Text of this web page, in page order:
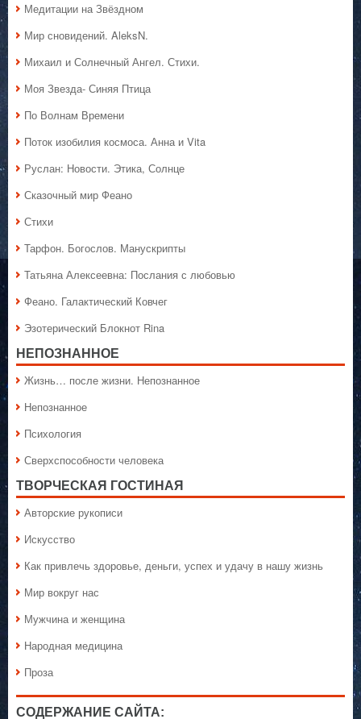
Медитации на Звёздном
Мир сновидений. AleksN.
Михаил и Солнечный Ангел. Стихи.
Моя Звезда- Синяя Птица
По Волнам Времени
Поток изобилия космоса. Анна и Vita
Руслан: Новости. Этика, Солнце
Сказочный мир Феано
Стихи
Тарфон. Богослов. Манускрипты
Татьяна Алексеевна: Послания с любовью
Феано. Галактический Ковчег
Эзотерический Блокнот Rina
НЕПОЗНАННОЕ
Жизнь… после жизни. Непознанное
Непознанное
Психология
Сверхспособности человека
ТВОРЧЕСКАЯ ГОСТИНАЯ
Авторские рукописи
Искусство
Как привлечь здоровье, деньги, успех и удачу в нашу жизнь
Мир вокруг нас
Мужчина и женщина
Народная медицина
Проза
СОДЕРЖАНИЕ САЙТА: